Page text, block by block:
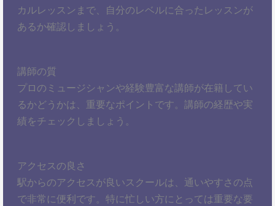
カルレッスンまで、自分のレベルに合ったレッスンが
あるか確認しましょう。
講師の質
プロのミュージシャンや経験豊富な講師が在籍してい
るかどうかは、重要なポイントです。講師の経歴や実
績をチェックしましょう。
アクセスの良さ
駅からのアクセスが良いスクールは、通いやすさの点
で非常に便利です。特に忙しい方にとっては重要な要